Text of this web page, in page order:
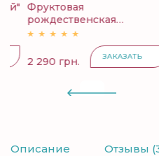
Фруктовая
рождественская
корзина...
2 290 грн. ЗАКАЗАТЬ
Описание Отзывы